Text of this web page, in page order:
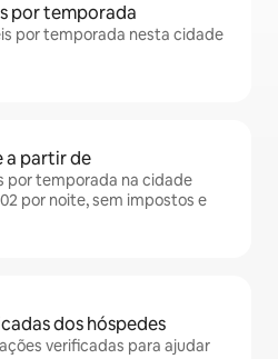
por temporada
por temporada nesta cidade
a partir de
por temporada na cidade
por noite, sem impostos e
dos hóspedes
verificadas para ajudar